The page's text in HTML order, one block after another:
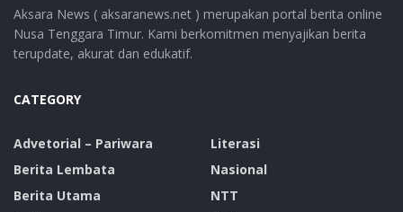
Aksara News ( aksaranews.net ) merupakan portal berita online
Nusa Tenggara Timur. Kami berkomitmen menyajikan berita
terupdate, akurat dan edukatif.
CATEGORY
Advetorial – Pariwara
Berita Lembata
Berita Utama
Literasi
Nasional
NTT